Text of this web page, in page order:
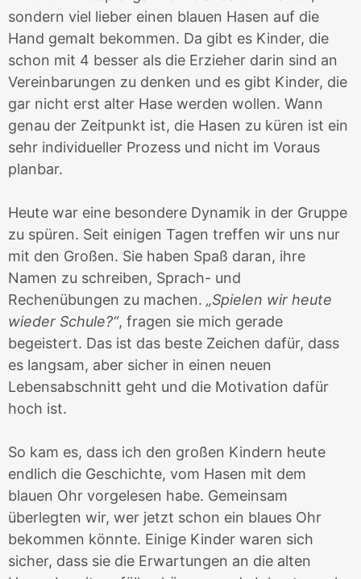
sondern viel lieber einen blauen Hasen auf die
Hand gemalt bekommen. Da gibt es Kinder, die
schon mit 4 besser als die Erzieher darin sind an
Vereinbarungen zu denken und es gibt Kinder, die
gar nicht erst alter Hase werden wollen. Wann
genau der Zeitpunkt ist, die Hasen zu küren ist ein
sehr individueller Prozess und nicht im Voraus
planbar.
Heute war eine besondere Dynamik in der Gruppe
zu spüren. Seit einigen Tagen treffen wir uns nur
mit den Großen. Sie haben Spaß daran, ihre
Namen zu schreiben, Sprach- und
Rechenübungen zu machen. „Spielen wir heute
wieder Schule?“, fragen sie mich gerade
begeistert. Das ist das beste Zeichen dafür, dass
es langsam, aber sicher in einen neuen
Lebensabschnitt geht und die Motivation dafür
hoch ist.
So kam es, dass ich den großen Kindern heute
endlich die Geschichte, vom Hasen mit dem
blauen Ohr vorgelesen habe. Gemeinsam
überlegten wir, wer jetzt schon ein blaues Ohr
bekommen könnte. Einige Kinder waren sich
sicher, dass sie die Erwartungen an die alten